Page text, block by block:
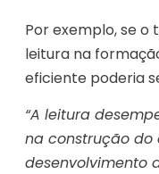
Por exemplo, se o
leitura na
eficiente poderia
“A leitura
na construção do
desenvolvimento